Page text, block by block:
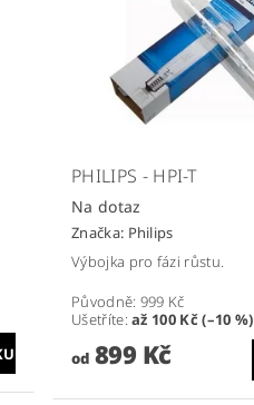
PHILIPS - HPI-T
Na dotaz
Značka: Philips
Výbojka pro fázi růstu.
Původně: 999 Kč
Ušetříte:až 100 Kč (–10 %)
od899 Kč